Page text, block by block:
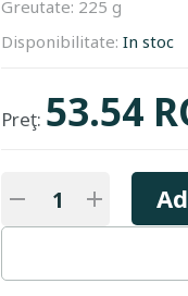
Greutate: 225 g
Disponibilitate: In stoc
Preţ: 53.54